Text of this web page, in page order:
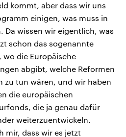
kommt, aber dass wir uns
einigen, was muss in
Da wissen wir eigentlich, was
schon das sogenannte
wo die Europäische
abgibt, welche Reformen
zu tun wären, und wir haben
die europäischen
die ja genau dafür
weiterzuentwickeln.
mir, dass wir es jetzt